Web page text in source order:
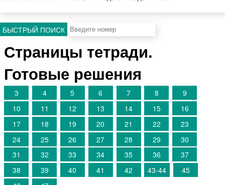
БЫСТРЫЙ ПОИСК
Страницы тетради.
Готовые решения
3 4 5 6 7 8
9
10
11 12 13 14 15
16
17
18 19 20 21 22
23
24
25 26 27 28 29
30
31
32 33 34 35 36
37
38
39 40 41 42 43-44
45